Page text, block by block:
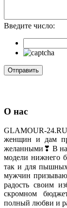
Введите число:
О нас
GLAMOUR-
женщин и дам
желанными❣ В
модели нижнего
так и для
мужчин
радость своим
скромном
полный любви и